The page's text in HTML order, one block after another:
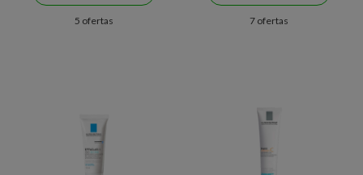
5 ofertas 7 ofertas